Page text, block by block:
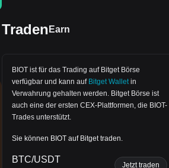
Traden Earn
BIOT ist für das Trading auf Bitget Börse
verfügbar und kann auf Bitget Wallet in
Verwahrung gehalten werden. Bitget Börse ist
auch eine der ersten CEX-Plattformen, die BIOT-
Trades unterstützt.
Sie können BIOT auf Bitget traden.
BTC/USDT
Jetzt traden